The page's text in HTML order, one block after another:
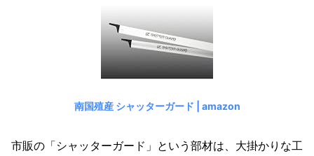
南国殖産 シャッターガード | amazon
市販の「シャッターガード」という部材は、大掛かりな工